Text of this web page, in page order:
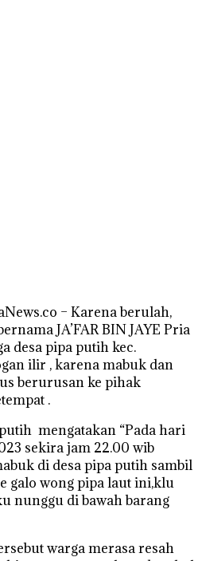
– Karena berulah,
JA’FAR BIN JAYE Pria
desa pipa putih kec.
ilir , karena mabuk dan
berurusan ke pihak
.
mengatakan “Pada hari
sekira jam 22.00 wib
di desa pipa putih sambil
galo wong pipa laut ini,klu
nunggu di bawah barang
warga merasa resah